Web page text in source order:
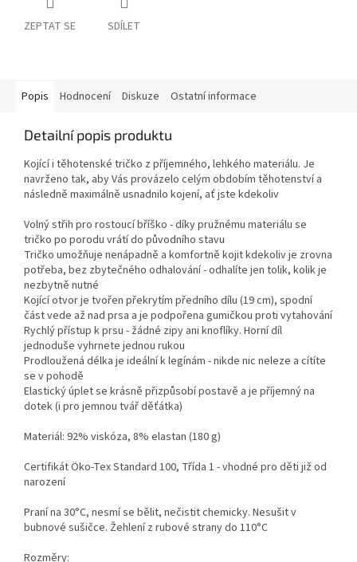
ZEPTAT SE SDÍLET
Popis Hodnocení Diskuze Ostatní informace
Detailní popis produktu
Kojící i těhotenské tričko z příjemného, lehkého materiálu. Je
navrženo tak, aby Vás provázelo celým obdobím těhotenství a
následně maximálně usnadnilo kojení, ať jste kdekoliv
Volný střih pro rostoucí bříško - díky pružnému materiálu se
tričko po porodu vrátí do původního stavu
Tričko umožňuje nenápadně a komfortně kojit kdekoliv je zrovna
potřeba, bez zbytečného odhalování - odhalíte jen tolik, kolik je
nezbytně nutné
Kojící otvor je tvořen překrytím předního dílu (19 cm), spodní
část vede až nad prsa a je podpořena gumičkou proti vytahování
Rychlý přístup k prsu - žádné zipy ani knoflíky. Horní díl
jednoduše vyhrnete jednou rukou
Prodloužená délka je ideální k legínám - nikde nic neleze a cítíte
se v pohodě
Elastický úplet se krásně přizpůsobí postavě a je příjemný na
dotek (i pro jemnou tvář děťátka)
Materiál: 92% viskóza, 8% elastan (180 g)
Certifikát Öko-Tex Standard 100, Třída 1 - vhodné pro děti již od
narození
Praní na 30°C, nesmí se bělit, nečistit chemicky. Nesušit v
bubnové sušičce. Žehlení z rubové strany do 110°C
Rozměry: